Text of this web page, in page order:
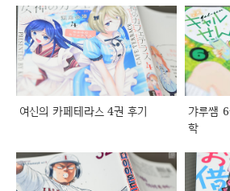
여신의 카페테라스 4권 후기
갸루쌤
학